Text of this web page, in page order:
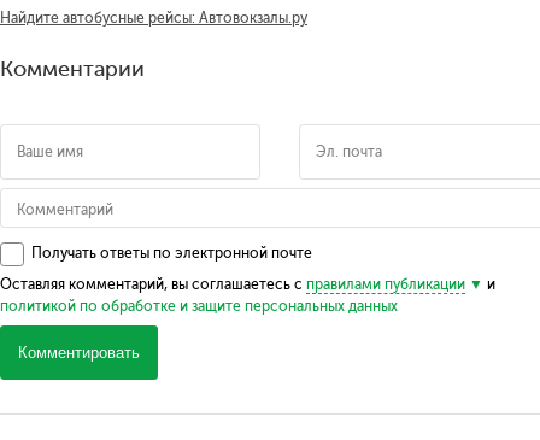
Найдите автобусные рейсы: Автовокзалы.ру
Комментарии
Получать ответы по электронной почте
Оставляя комментарий, вы соглашаетесь с правилами публикации
и
политикой по обработке и защите персональных данных
Комментировать